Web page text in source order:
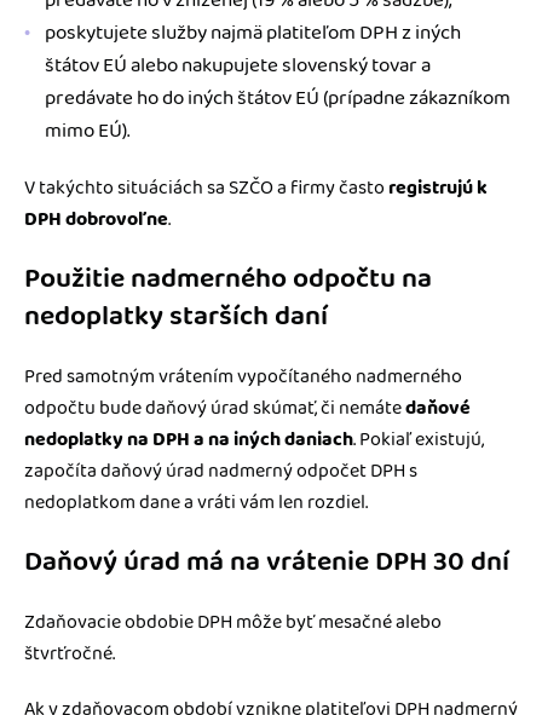
poskytujete služby najmä platiteľom DPH z iných
štátov EÚ alebo nakupujete slovenský tovar a
predávate ho do iných štátov EÚ (prípadne zákazníkom
mimo EÚ).
V takýchto situáciách sa SZČO a firmy častoregistrujú k
DPH dobrovoľne.
Použitie nadmerného odpočtu na
nedoplatky starších daní
Pred samotným vrátením vypočítaného nadmerného
odpočtu bude daňový úrad skúmať, či nemátedaňové
nedoplatky na DPH a na iných daniach. Pokiaľ existujú,
započíta daňový úrad nadmerný odpočet DPH s
nedoplatkom dane a vráti vám len rozdiel.
Daňový úrad má na vrátenie DPH 30 dní
Zdaňovacie obdobie DPH môže byť mesačné alebo
štvrťročné.